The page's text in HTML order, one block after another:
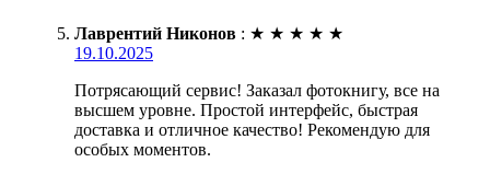
Лаврентий Никонов : ★ ★ ★ ★ ★
19.10.2025
Потрясающий сервис! Заказал фотокнигу, все на
высшем уровне. Простой интерфейс, быстрая
доставка и отличное качество! Рекомендую для
особых моментов.